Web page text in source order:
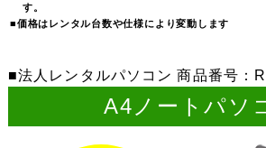
す。
価格はレンタル台数や仕様により変動します
法人レンタルパソコン 商品番号：
A4ノートパソ